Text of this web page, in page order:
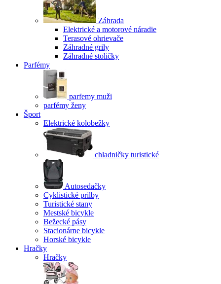
Záhrada
Elektrické a motorové náradie
Terasové ohrievače
Záhradné grily
Záhradné stoličky
Parfémy
parfemy muži
parfémy ženy
Šport
Elektrické kolobežky
chladničky turistické
Autosedačky
Cyklistické prilby
Turistické stany
Mestské bicykle
Bežecké pásy
Stacionárne bicykle
Horské bicykle
Hračky
Hračky